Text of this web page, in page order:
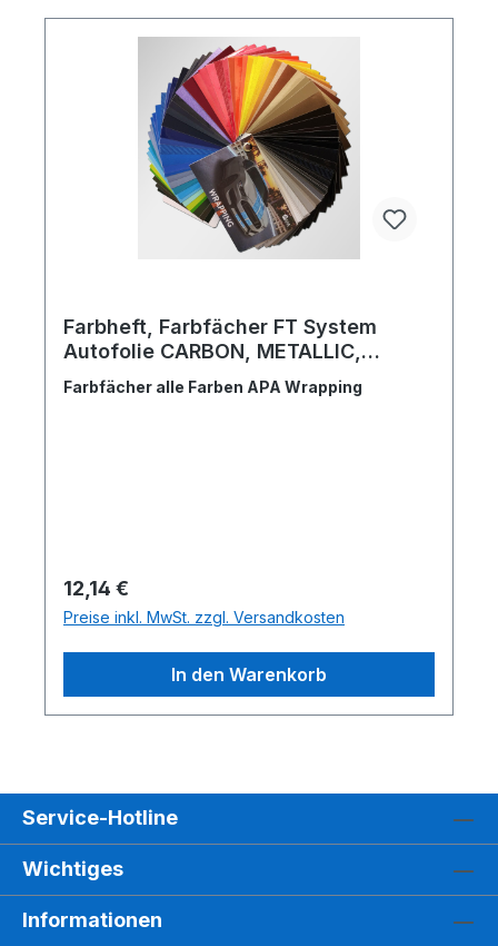
Farbheft, Farbfächer FT System
Autofolie CARBON, METALLIC,
LEDER, STOFF, HOLZ, GLANZ, MATT
Wrap
Farbfächer alle Farben APA Wrapping
Regulärer Preis:
12,14 €
Preise inkl. MwSt. zzgl. Versandkosten
In den Warenkorb
Service-Hotline
Wichtiges
Informationen